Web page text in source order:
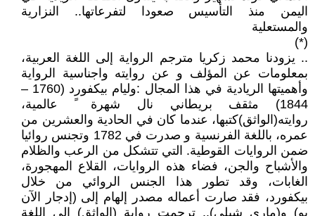
اليمن منذ التأسيس صعودا لتفرعاتها.. النزارية
والمستعلية
(*)
.. يزودنا محمد زكريا مترجم الرواية إلى اللغة العربية،
بمعلومات عن المؤلف و عن روايته واجناسية الرواية
وأهميتها الريادية في هذا المجال :وليام بيكفورد (1760 –
1844) مثقف بريطاني نال شهرة ً عالمية،
روايته(الواثق)كتبها، عندما كان في الحادية والعشرين من
عمره، باللغة الفرنسية و صدرت في 1782 وتجنس روائيا
ضمن الروايات القوطية. التي تتشكل من الرعب والظلام
والأشباح والجن، فضاء هذه الروايات، القلاع المهجورة،
الغابات، وقد تطور هذا الجنس الروائي من خلال
بيكفورد، فقد صارت أعماله مصدر إلهام إلى (إدجار الآن
بو) و(ماري شيلي).. ترجمت رواية (الواثق) إلى اللغة